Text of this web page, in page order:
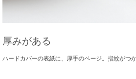
厚みがある
ハードカバーの表紙に、厚手のページ。指紋がつ